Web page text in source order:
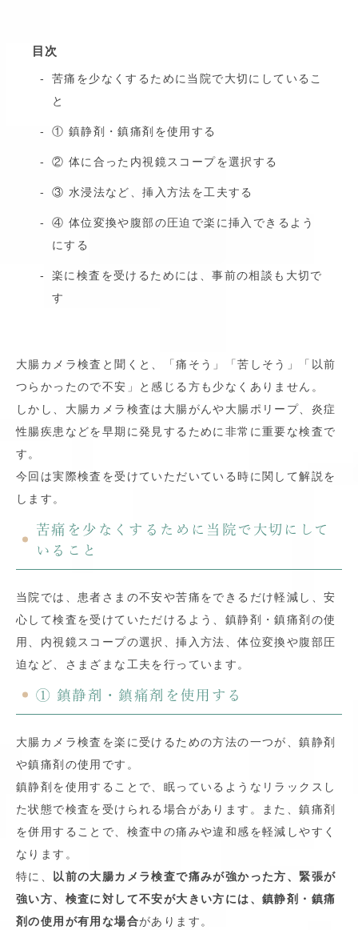
目次
苦痛を少なくするために当院で大切にしているこ
と
① 鎮静剤・鎮痛剤を使用する
② 体に合った内視鏡スコープを選択する
③ 水浸法など、挿入方法を工夫する
④ 体位変換や腹部の圧迫で楽に挿入できるよう
にする
楽に検査を受けるためには、事前の相談も大切で
す
大腸カメラ検査と聞くと、「痛そう」「苦しそう」「以前
つらかったので不安」と感じる方も少なくありません。
しかし、大腸カメラ検査は大腸がんや大腸ポリープ、炎症
性腸疾患などを早期に発見するために非常に重要な検査で
す。
今回は実際検査を受けていただいている時に関して解説を
します。
苦痛を少なくするために当院で大切にして
いること
当院では、患者さまの不安や苦痛をできるだけ軽減し、安
心して検査を受けていただけるよう、鎮静剤・鎮痛剤の使
用、内視鏡スコープの選択、挿入方法、体位変換や腹部圧
迫など、さまざまな工夫を行っています。
① 鎮静剤・鎮痛剤を使用する
大腸カメラ検査を楽に受けるための方法の一つが、鎮静剤
や鎮痛剤の使用です。
鎮静剤を使用することで、眠っているようなリラックスし
た状態で検査を受けられる場合があります。また、鎮痛剤
を併用することで、検査中の痛みや違和感を軽減しやすく
なります。
特に、
以前の大腸カメラ検査で痛みが強かった方、緊張が
強い方、検査に対して不安が大きい方には、鎮静剤・鎮痛
剤の使用が有用な場合があります。